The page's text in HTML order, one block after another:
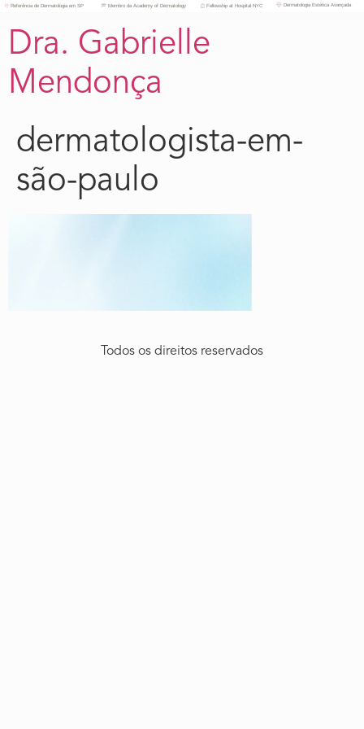
Dra. Gabrielle
Mendonça
dermatologista-em-
são-paulo
Todos os direitos reservados
Dermatologia Estética Avançada
Membro da Academy of Dermatology Fellowship at Hospital NYC
Referência de Dermatologia em SP